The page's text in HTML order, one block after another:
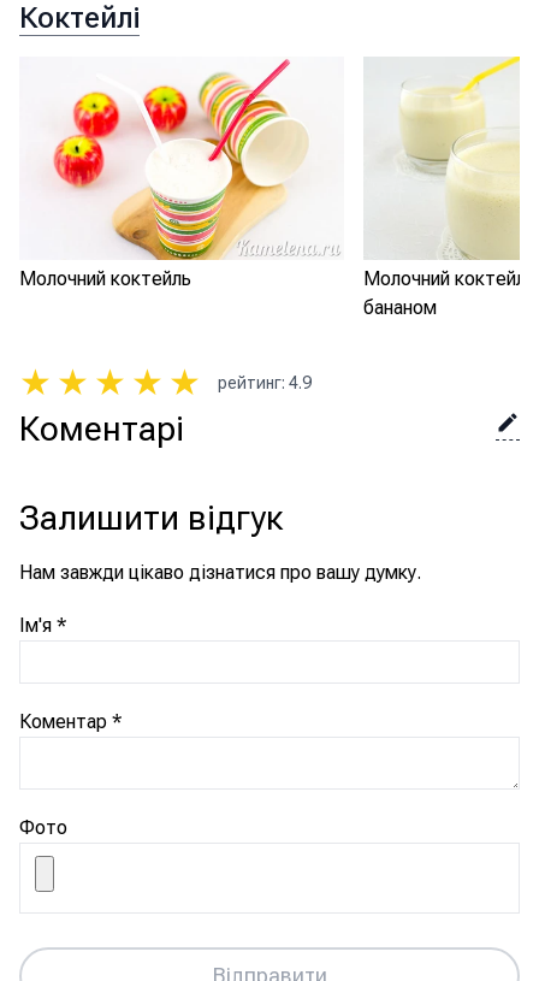
Коктейлі
Молочний коктейль
Молочний
бананом
★ ★ ★ ★ ★ рейтинг: 4.9
Коментарі
Залишити відгук
Нам завжди цікаво дізнатися про вашу думку.
Ім'я *
Коментар *
Фото
Відправити